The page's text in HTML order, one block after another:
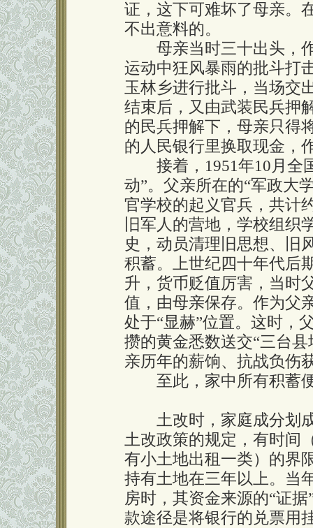
证，这下可难坏了母亲。
不出意料的。
母亲当时三十出头，作
运动中狂风暴雨的批斗打
玉林乡进行批斗，当场交
结束后，又由武装民兵押
的民兵押解下，母亲只得
的人民银行里换取现金，
接着，1951年10月全国
动”。父亲所在的“军政大
官学校的起义官兵，共计
旧军人的营地，学校组织
史，动员清理旧思想、旧
积蓄。上世纪四十年代后
升，货币贬值厉害，当时
值，由母亲保存。作为父
处于“显赫”位置。这时，
攒的黄金悉数送交“三台
亲历年的薪饷、抗战负伤
至此，家中所有积蓄
土改时，家庭成分划成
土改政策的规定，有时间
有小土地出租一类）的界
持有土地在三年以上。当
房时，其资金来源的“证
款途径是将银行的兑票用